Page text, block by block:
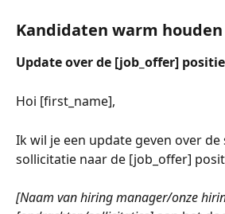
Kandidaten warm houden
Update over de [job_offer] positie
Hoi [first_name],
Ik wil je een update geven over de
sollicitatie naar de [job_offer]
[Naam van hiring manager/onze